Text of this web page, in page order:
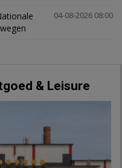
04-08-2026 08:00
& Leisure